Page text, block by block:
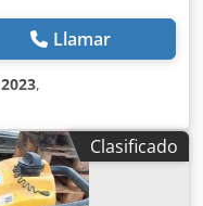
Llamar
2023,
Clasificado